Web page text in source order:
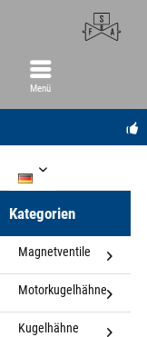
Menü
Kategorien
Magnetventile
Motorkugelhähne
Kugelhähne